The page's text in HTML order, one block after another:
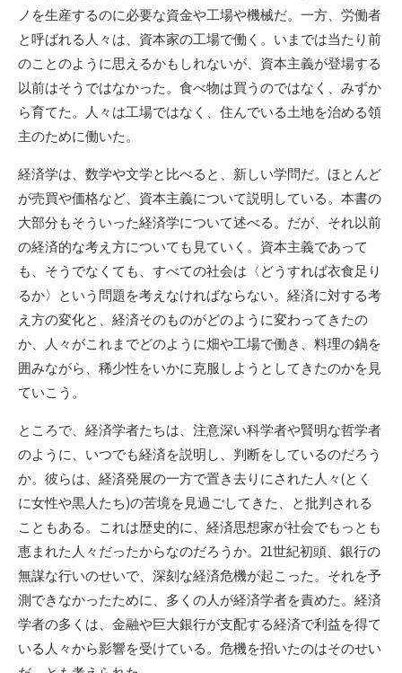
ノを生産するのに必要な資金や工場や機械だ。一方、労働者
と呼ばれる人々は、資本家の工場で働く。いまでは当たり前
のことのように思えるかもしれないが、資本主義が登場する
以前はそうではなかった。食べ物は買うのではなく、みずか
ら育てた。人々は工場ではなく、住んでいる土地を治める領
主のために働いた。
経済学は、数学や文学と比べると、新しい学問だ。ほとんど
が売買や価格など、資本主義について説明している。本書の
大部分もそういった経済学について述べる。だが、それ以前
の経済的な考え方についても見ていく。資本主義であって
も、そうでなくても、すべての社会は〈どうすれば衣食足り
るか〉という問題を考えなければならない。経済に対する考
え方の変化と、経済そのものがどのように変わってきたの
か、人々がこれまでどのように畑や工場で働き、料理の鍋を
囲みながら、稀少性をいかに克服しようとしてきたのかを見
ていこう。
ところで、経済学者たちは、注意深い科学者や賢明な哲学者
のように、いつでも経済を説明し、判断をしているのだろう
か。彼らは、経済発展の一方で置き去りにされた人々(とく
に女性や黒人たち)の苦境を見過ごしてきた、と批判される
こともある。これは歴史的に、経済思想家が社会でもっとも
恵まれた人々だったからなのだろうか。21世紀初頭、銀行の
無謀な行いのせいで、深刻な経済危機が起こった。それを予
測できなかったために、多くの人が経済学者を責めた。経済
学者の多くは、金融や巨大銀行が支配する経済で利益を得て
いる人々から影響を受けている。危機を招いたのはそのせい